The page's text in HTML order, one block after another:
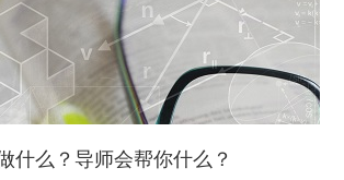
什么？导师会帮你什么？